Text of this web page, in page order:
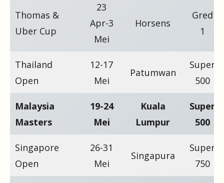
Thomas &
Uber Cup
23
Apr-3
Mei
Horsens
Gred
1
Thailand
Open
12-17
Mei
Patumwan
Super
500
Malaysia
Masters
19-24
Mei
Kuala
Lumpur
Super
500
Singapore
Open
26-31
Mei
Singapura
Super
750